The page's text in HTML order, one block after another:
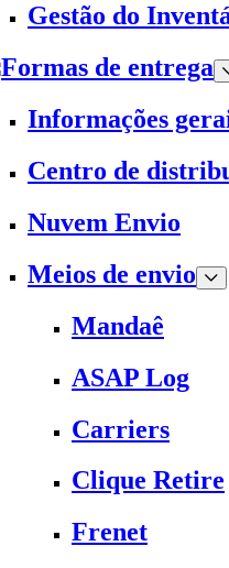
Gestão do
Formas de entrega
Informações
Centro de
Nuvem Envio
Meios de envio
Mandaê
ASAP Log
Carriers
Clique Retire
Frenet